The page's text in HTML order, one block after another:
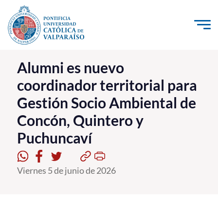
Click acá para ir directamente al contenido
La Universidad
Investigación, Creación e Innovación
PUCV Internacional
Vinculación con el Medio
Admisión
Pregrado
Alumni es nuevo
coordinador territorial para
Gestión Socio Ambiental de
Concón, Quintero y
Puchuncaví
Viernes 5 de junio de 2026